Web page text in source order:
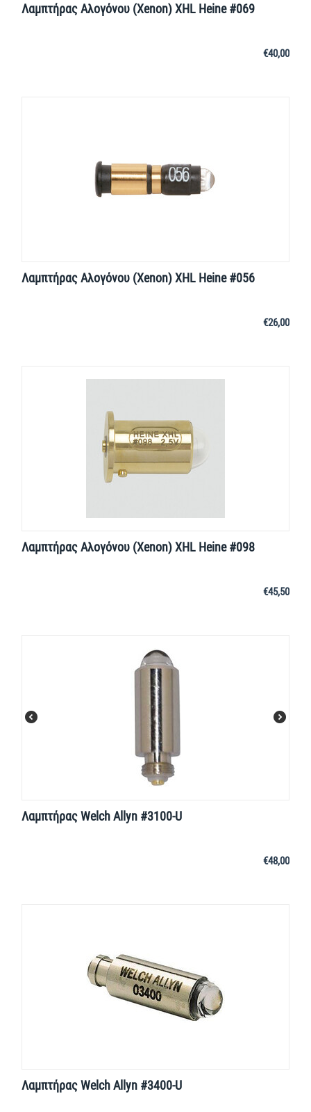
Λαμπτήρας Αλογόνου (Xenon) XHL Heine #069
€40,00
Λαμπτήρας Αλογόνου (Xenon) XHL Heine #056
€26,00
Λαμπτήρας Αλογόνου (Xenon) XHL Heine #098
€45,50
Λαμπτήρας Welch Allyn #3100-U
€48,00
Λαμπτήρας Welch Allyn #3400-U